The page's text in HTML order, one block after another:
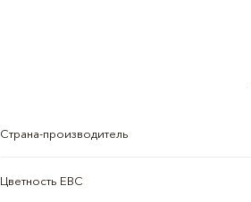
Страна-производитель
Цветность EBC